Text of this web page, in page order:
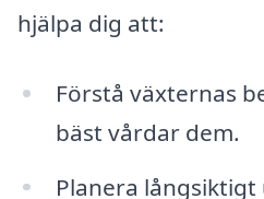
hjälpa dig att:
Förstå växternas
bäst vårdar dem.
Planera